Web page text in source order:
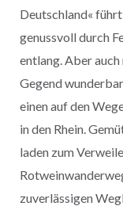
Deutschland«
genussvoll durch
entlang. Aber
Gegend
einen auf den
in den Rhein.
laden zum
zuverlässigen